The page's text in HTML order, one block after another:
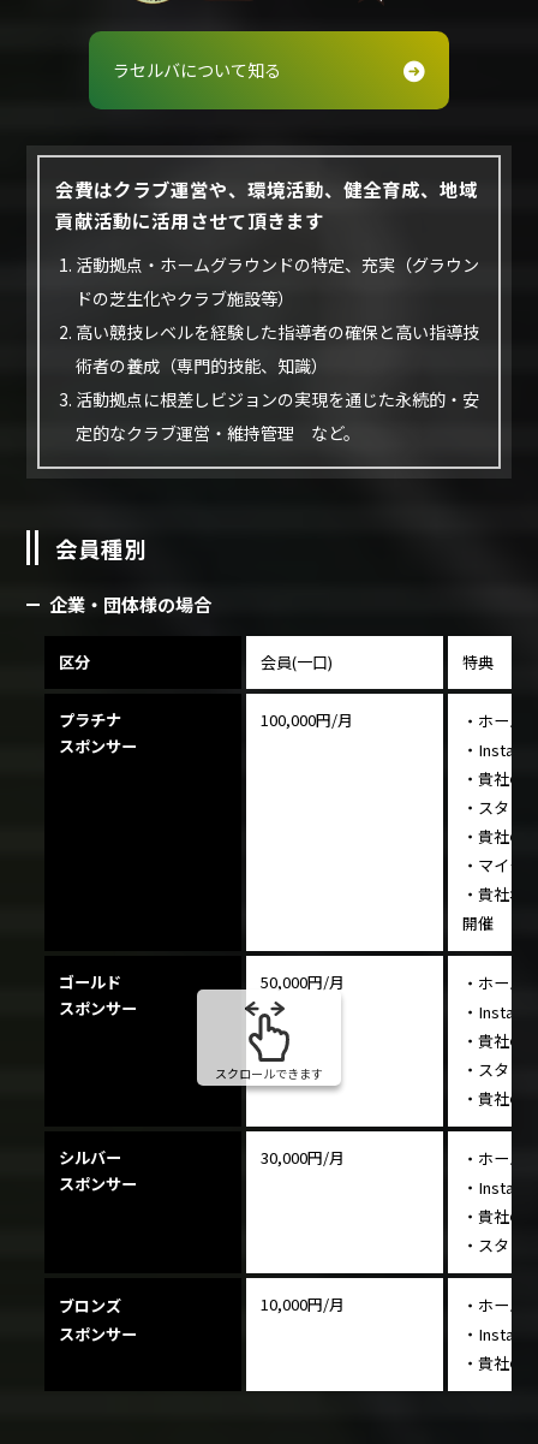
ラセルバについて知る
会費はクラブ運営や、環境活動、健全育成、地域
貢献活動に活用させて頂きます
活動拠点・ホームグラウンドの特定、充実（グラウン
ドの芝生化やクラブ施設等）
高い競技レベルを経験した指導者の確保と高い指導技
術者の養成（専門的技能、知識）
活動拠点に根差しビジョンの実現を通じた永続的・安
定的なクラブ運営・維持管理 など。
会員種別
企業・団体様の場合
区分 会員(一口) 特典
プラチナ
スポンサー
100,000円/月
・ホーム
・
・貴社の
・スタッ
・貴社の
・マイク
・貴社名
開催
ゴールド
スポンサー
50,000円/月
・ホーム
・
・貴社の
・スタッ
・貴社の
シルバー
スポンサー
30,000円/月
・ホーム
・
・貴社の
・スタッ
ブロンズ
スポンサー
10,000円/月
・ホーム
・
・貴社の
スクロールできます